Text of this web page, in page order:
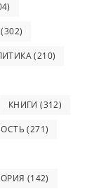
(302)
(210)
КНИГИ (312)
(271)
(142)